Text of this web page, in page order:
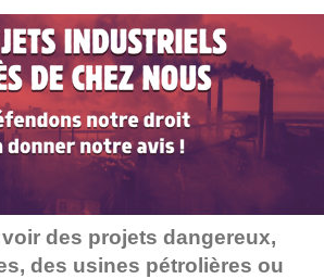
des projets dangereux,
des usines pétrolières ou